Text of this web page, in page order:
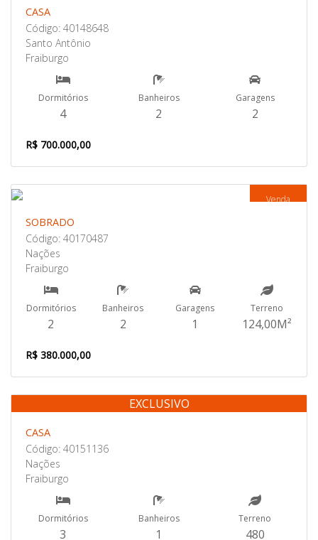
CASA
Código: 40148648
Santo Antônio
Fraiburgo
Dormitórios
4
Banheiros
2
Garagens
2
R$ 700.000,00
Venda
SOBRADO
Código: 40170487
Nações
Fraiburgo
Dormitórios
2
Banheiros
2
Garagens
1
Terreno
124,00M²
R$ 380.000,00
Venda
EXCLUSIVO
CASA
Código: 40151136
Nações
Fraiburgo
Dormitórios
3
Banheiros
1
Terreno
480